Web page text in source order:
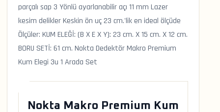
parçalı sap 3 Yönlü ayarlanabilir açı 11 mm Lazer
kesim delikler Keskin ön uç 23 cm.'lik en ideal ölçüde
Ölçüler: KUM ELEĞİ: (B X E X Y): 23 cm. X 15 cm. X 12 cm.
BORU SETİ: 61 cm. Nokta Dedektör Makro Premium
Kum Elegi 3u 1 Arada Set
Nokta Makro Premium Kum